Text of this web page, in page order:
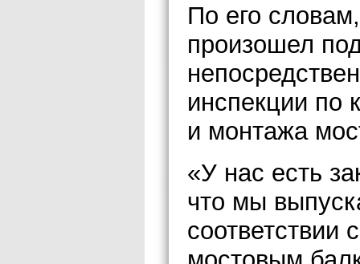
По его
произошел
инспекции по
и монтажа
«У нас есть
что мы
соответствии